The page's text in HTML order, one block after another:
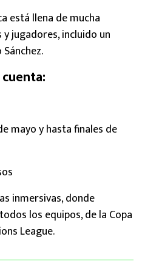
está llena de mucha
jugadores, incluido un
mayo y hasta finales de
inmersivas, donde
los equipos, de la Copa
League.